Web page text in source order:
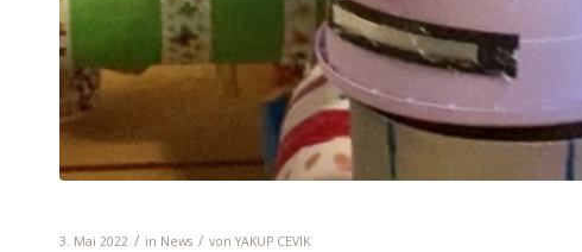
3. Mai 2022 / in News / von YAKUP CEVIK